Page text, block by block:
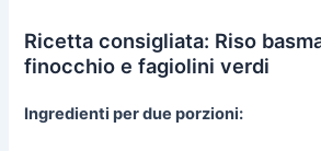
Ricetta consigliata: Riso
finocchio e fagiolini verdi
Ingredienti per due porzioni: